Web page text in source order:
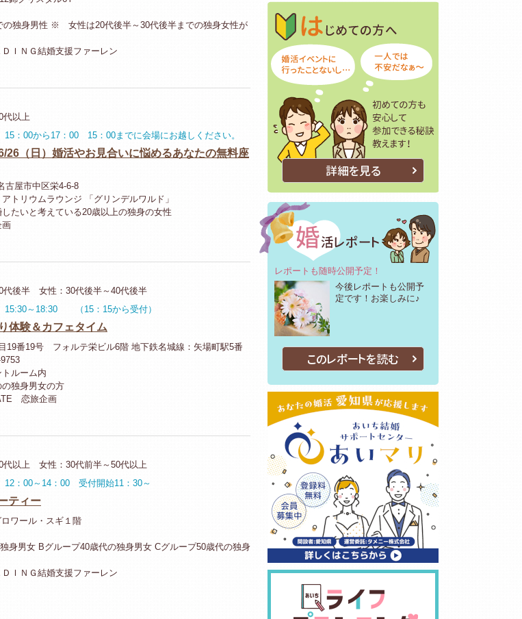
の独身男性 ※ 女性は20代後半～30代後半までの独身女性が
ＩＮＧ結婚支援ファーレン
代以上
15：00から17：00 15：00までに会場にお越しください。
26（日）婚活やお見合いに悩めるあなたの無料座
古屋市中区栄4-6-8
トリウムラウンジ 「グリンデルワルド」
たいと考えている20歳以上の独身の女性
画
代後半 女性：30代後半～40代後半
15:30～18:30 （15：15から受付）
体験＆カフェタイム
19番19号 フォルテ栄ビル6階 地下鉄名城線：矢場町駅5番
ルーム内
独身男女の方
恋旅企画
代以上 女性：30代前半～50代以上
12：00～14：00 受付開始11：30～
ティー
ワール・スギ１階
身男女 Bグループ40歳代の独身男女 Cグループ50歳代の独身
ＩＮＧ結婚支援ファーレン
詳細を見る
レポートも随時公開予定！
今後レポートも公開予
定です！お楽しみに♪
このレポートを読む